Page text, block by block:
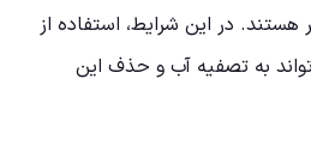
در این شرایط، استفاده از
به تصفیه آب و حذف این